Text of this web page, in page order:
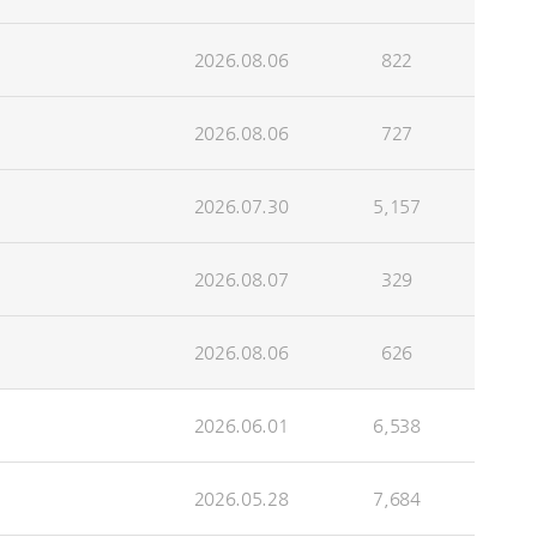
2026.08.06 822
2026.08.06 727
2026.07.30 5,157
2026.08.07 329
2026.08.06 626
2026.06.01 6,538
2026.05.28 7,684